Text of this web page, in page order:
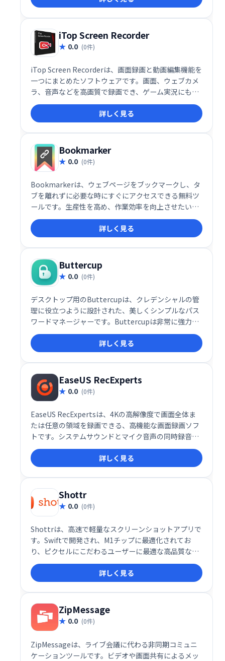
iTop Screen Recorder
0.0 (0件)
iTop Screen Recorderは、画面録画と動画編集機能を
一つにまとめたソフトウェアです。画面、ウェブカメ
ラ、音声などを高画質で録画でき、ゲーム実況にも最
適。編集機能では不要部分のカットやフィルター追
加、トランジション挿入など、多彩な加工が可能で
す。手軽に高品質な動画を作成できます。
詳しく見る
Bookmarker
0.0 (0件)
Bookmarkerは、ウェブページをブックマークし、タ
ブを離れずに必要な時にすぐにアクセスできる無料ツ
ールです。生産性を高め、作業効率を向上させたい方
におすすめです。 ブラウザを閉じてもブックマークは
保存され、いつでも必要な情報にアクセスできます。
手軽で便利なブックマーク管理で、スムーズなワーク
フローを実現しましょう。
詳しく見る
Buttercup
0.0 (0件)
デスクトップ用のButtercupは、クレデンシャルの管
理に役立つように設計された、美しくシンプルなパス
ワードマネージャーです。Buttercupは非常に強力な
暗号化を使用して、単一のマスターパスワードで機密
情報を保護します-サービスごとに、より強力で複雑な
パスワードを自由に使用して、Buttercupに安全に保
管させてください。
詳しく見る
EaseUS RecExperts
0.0 (0件)
EaseUS RecExpertsは、4Kの高解像度で画面全体ま
たは任意の領域を録画できる、高機能な画面録画ソフ
トです。システムサウンドとマイク音声の同時録音、
ウェブカメラ映像の追加も可能です。直感的な操作
で、ゲーム実況やオンライン授業の録画、チュートリ
アルの作成など、様々な用途にご活用いただけます。
詳しく見る
Shottr
0.0 (0件)
Shottrは、高速で軽量なスクリーンショットアプリで
す。Swiftで開発され、M1チップに最適化されてお
り、ピクセルにこだわるユーザーに最適な高品質なス
クリーンショットを簡単に撮影できます。現在、完全
無料でご利用いただけます。
詳しく見る
ZipMessage
0.0 (0件)
ZipMessageは、ライブ会議に代わる非同期コミュニ
ケーションツールです。ビデオや画面共有によるメッ